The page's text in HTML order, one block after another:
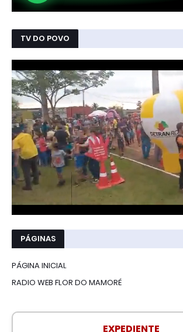
TV DO POVO
PÁGINAS
PÁGINA INICIAL
RADIO WEB FLOR DO MAMORÉ
EXPEDIENTE